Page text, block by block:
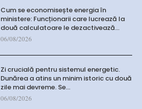
Cum se economisește energia în
ministere: Funcționarii care lucrează la
două calculatoare le dezactivează…
06/08/2026
Zi crucială pentru sistemul energetic.
Dunărea a atins un minim istoric cu două
zile mai devreme. Se…
06/08/2026